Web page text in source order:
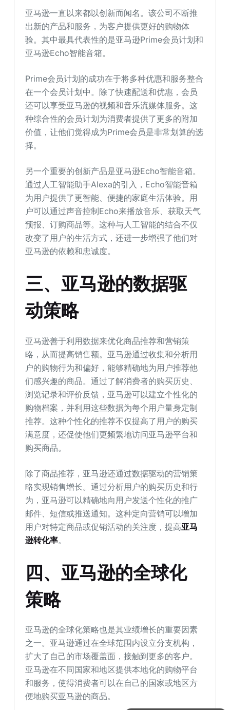
亚马逊一直以来都以创新而闻名。该公司不断推
出新的产品和服务，为客户提供更好的购物体
验。其中最具代表性的是亚马逊Prime会员计划和
亚马逊Echo智能音箱。
Prime会员计划的成功在于将多种优惠和服务整合
在一个会员计划中。除了快速配送和优惠，会员
还可以享受亚马逊的视频和音乐流媒体服务。这
种综合性的会员计划为消费者提供了更多的附加
价值，让他们觉得成为Prime会员是非常划算的选
择。
另一个重要的创新产品是亚马逊Echo智能音箱。
通过人工智能助手Alexa的引入，Echo智能音箱
为用户提供了更智能、便捷的家庭生活体验。用
户可以通过声音控制Echo来播放音乐、获取天气
预报、订购商品等。这种与人工智能的结合不仅
改变了用户的生活方式，还进一步增强了他们对
亚马逊的依赖和忠诚度。
三、亚马逊的数据驱
动策略
亚马逊善于利用数据来优化商品推荐和营销策
略，从而提高销售额。亚马逊通过收集和分析用
户的购物行为和偏好，能够精确地为用户推荐他
们感兴趣的商品。通过了解消费者的购买历史、
浏览记录和评价反馈，亚马逊可以建立个性化的
购物档案，并利用这些数据为每个用户量身定制
推荐。这种个性化的推荐不仅提高了用户的购买
满意度，还促使他们更频繁地访问亚马逊平台和
购买商品。
除了商品推荐，亚马逊还通过数据驱动的营销策
略实现销售增长。通过分析用户的购买历史和行
为，亚马逊可以精确地向用户发送个性化的推广
邮件、短信或推送通知。这种定向营销可以增加
用户对特定商品或促销活动的关注度，提高亚马
逊转化率。
四、亚马逊的全球化
策略
亚马逊的全球化策略也是其业绩增长的重要因素
之一。亚马逊通过在全球范围内设立分支机构，
扩大了自己的市场覆盖面，接触到更多的客户。
亚马逊在不同国家和地区提供本地化的购物平台
和服务，使得消费者可以在自己的国家或地区方
便地购买亚马逊的商品。